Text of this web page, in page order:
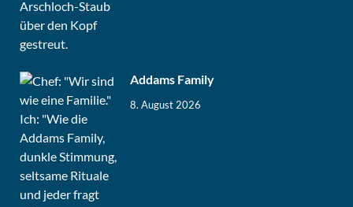
Addams Family
8. August 2026